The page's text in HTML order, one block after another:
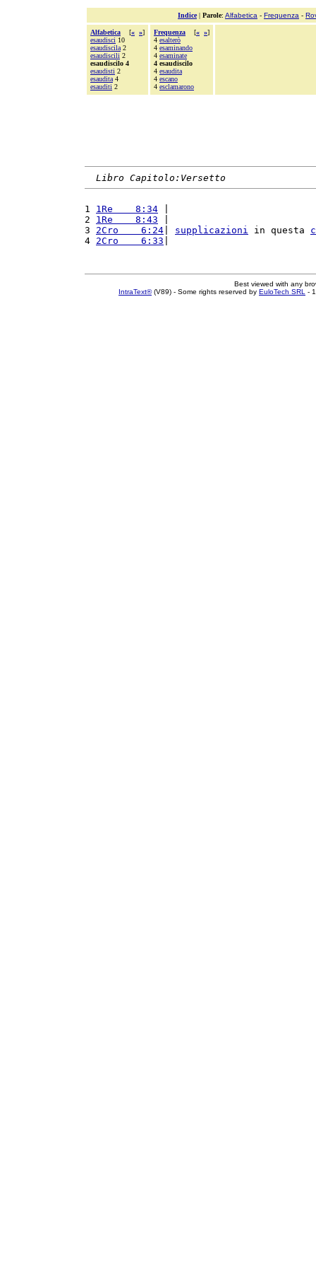
Indice| Parole: Alfabetica - Frequenza -
Alfabetica [« »]
esaudisci 10
esaudiscila 2
esaudiscili 2
esaudiscilo 4
esaudisti 2
esaudita 4
esauditi 2
Frequenza [« »]
4 esalterò
4 esaminando
4 esaminate
4 esaudiscilo
4 esaudita
4 escano
4 esclamarono
Libro Capitolo:Versetto
1 1Re    8:34
2 1Re    8:43
3 2Cro    6:24 supplicazioni in questa
4 2Cro    6:33
Best viewed with any
IntraText®(V89) - Some rights reserved by EuloTech SRL -